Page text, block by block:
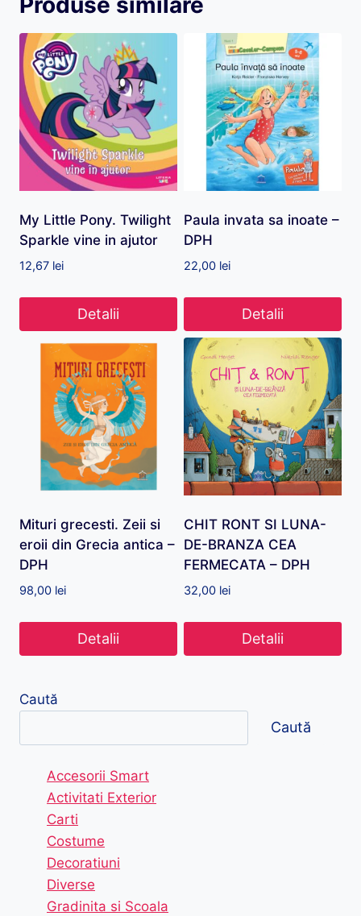
My Little Pony. Twilight
Sparkle vine in ajutor
12,67 lei
Detalii
Paula invata sa inoate –
DPH
22,00 lei
Detalii
Mituri grecesti. Zeii si
eroii din Grecia antica –
DPH
98,00 lei
Detalii
CHIT RONT SI LUNA-
DE-BRANZA CEA
FERMECATA – DPH
32,00 lei
Detalii
Caută
Caută
Accesorii Smart
Activitati Exterior
Carti
Costume
Decoratiuni
Diverse
Gradinita si Scoala